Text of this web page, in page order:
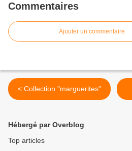
Commentaires
Ajouter un commentaire
< Collection "marguerites"
Hébergé par Overblog
Top articles